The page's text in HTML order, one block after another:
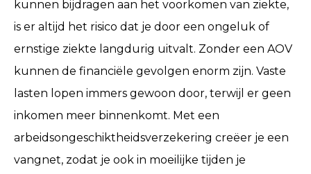
kunnen bijdragen aan het voorkomen van ziekte,
is er altijd het risico dat je door een ongeluk of
ernstige ziekte langdurig uitvalt. Zonder een AOV
kunnen de financiële gevolgen enorm zijn. Vaste
lasten lopen immers gewoon door, terwijl er geen
inkomen meer binnenkomt. Met een
arbeidsongeschiktheidsverzekering creëer je een
vangnet, zodat je ook in moeilijke tijden je